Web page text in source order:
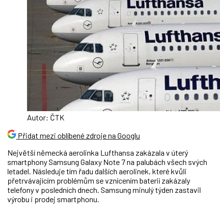
Autor: ČTK
Přidat mezi oblíbené zdroje na Googlu
Největší německá aerolinka Lufthansa zakázala v úterý
smartphony Samsung Galaxy Note 7 na palubách všech svých
letadel. Následuje tím řadu dalších aerolinek, které kvůli
přetrvávajícím problémům se vznícením baterií zakázaly
telefony v posledních dnech. Samsung minulý týden zastavil
výrobu i prodej smartphonu.